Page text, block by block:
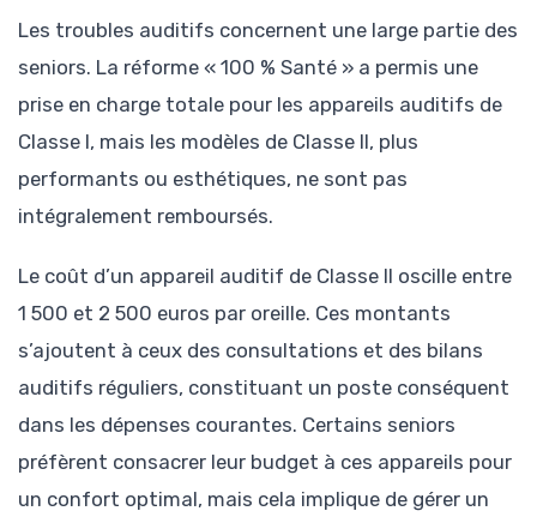
Les troubles auditifs concernent une large partie des
seniors. La réforme « 100 % Santé » a permis une
prise en charge totale pour les appareils auditifs de
Classe I, mais les modèles de Classe II, plus
performants ou esthétiques, ne sont pas
intégralement remboursés.
Le coût d’un appareil auditif de Classe II oscille entre
1 500 et 2 500 euros par oreille. Ces montants
s’ajoutent à ceux des consultations et des bilans
auditifs réguliers, constituant un poste conséquent
dans les dépenses courantes. Certains seniors
préfèrent consacrer leur budget à ces appareils pour
un confort optimal, mais cela implique de gérer un